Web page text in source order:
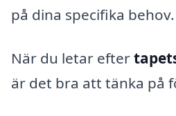
på dina specifika behov.
När du letar efter
är det bra att tänka på